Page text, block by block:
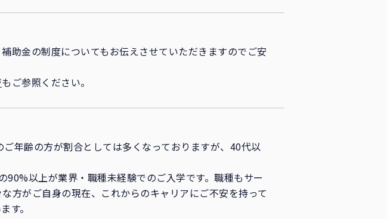
助金の制度についてもお伝えさせていただきますのでご安
もご参照ください。
年齢の方が割合としては多くなっておりますが、40代以
以上が業界・職種未経験でのご入学です。職種もサー
方がご自身の現在、これからのキャリアにご不安を持って
す。